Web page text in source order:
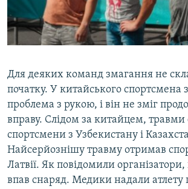
Для деяких команд змагання не
початку. У китайського спортсмена
проблема з рукою, і він не зміг
вправу. Слідом за китайцем,
спортсмени з Узбекистану і
Найсерйознішу травму отримав
Латвії. Як повідомили
впав снаряд. Медики надали